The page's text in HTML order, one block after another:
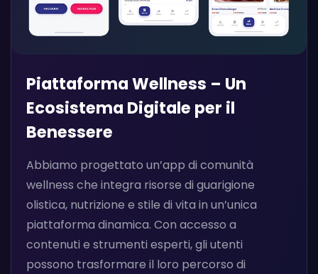
Piattaforma Wellness – Un
Ecosistema Digitale per il
Benessere
Abbiamo progettato un’app di comunità
wellness che integra risorse di guarigione
olistica, nutrizione e stile di vita in un’unica
piattaforma dinamica. Con accesso a
contenuti e strumenti esperti, gli utenti
possono trasformare il loro percorso di